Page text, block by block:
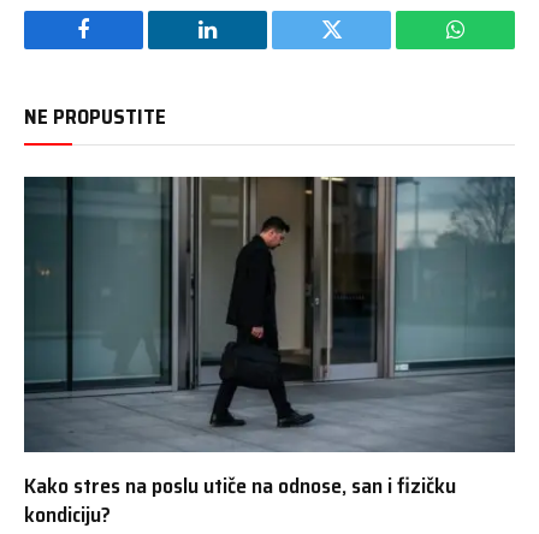
Facebook LinkedIn Twitter
NE PROPUSTITE
Kako stres na poslu utiče na odnose, san i fizičku
kondiciju?